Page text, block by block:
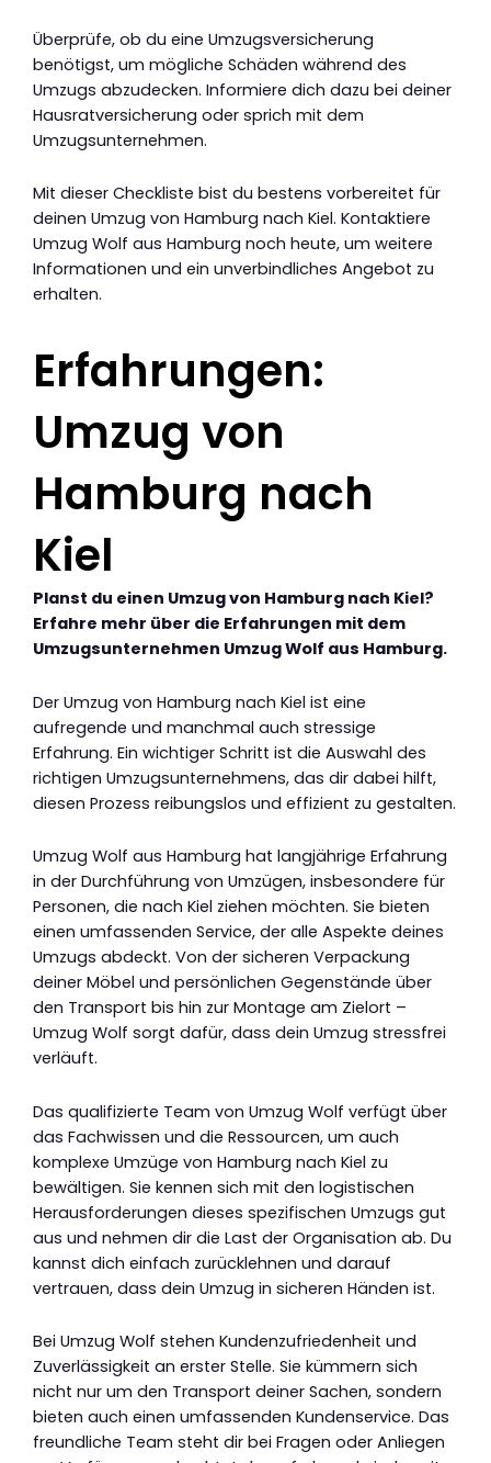
Überprüfe, ob du eine Umzugsversicherung
benötigst, um mögliche Schäden während des
Umzugs abzudecken. Informiere dich dazu bei deiner
Hausratversicherung oder sprich mit dem
Umzugsunternehmen.
Mit dieser Checkliste bist du bestens vorbereitet für
deinen Umzug von Hamburg nach Kiel. Kontaktiere
Umzug Wolf aus Hamburg noch heute, um weitere
Informationen und ein unverbindliches Angebot zu
erhalten.
Erfahrungen:
Umzug von
Hamburg nach
Kiel
Planst du einen Umzug von Hamburg nach Kiel?
Erfahre mehr über die Erfahrungen mit dem
Umzugsunternehmen Umzug Wolf aus Hamburg.
Der Umzug von Hamburg nach Kiel ist eine
aufregende und manchmal auch stressige
Erfahrung. Ein wichtiger Schritt ist die Auswahl des
richtigen Umzugsunternehmens, das dir dabei hilft,
diesen Prozess reibungslos und effizient zu gestalten.
Umzug Wolf aus Hamburg hat langjährige Erfahrung
in der Durchführung von Umzügen, insbesondere für
Personen, die nach Kiel ziehen möchten. Sie bieten
einen umfassenden Service, der alle Aspekte deines
Umzugs abdeckt. Von der sicheren Verpackung
deiner Möbel und persönlichen Gegenstände über
den Transport bis hin zur Montage am Zielort –
Umzug Wolf sorgt dafür, dass dein Umzug stressfrei
verläuft.
Das qualifizierte Team von Umzug Wolf verfügt über
das Fachwissen und die Ressourcen, um auch
komplexe Umzüge von Hamburg nach Kiel zu
bewältigen. Sie kennen sich mit den logistischen
Herausforderungen dieses spezifischen Umzugs gut
aus und nehmen dir die Last der Organisation ab. Du
kannst dich einfach zurücklehnen und darauf
vertrauen, dass dein Umzug in sicheren Händen ist.
Bei Umzug Wolf stehen Kundenzufriedenheit und
Zuverlässigkeit an erster Stelle. Sie kümmern sich
nicht nur um den Transport deiner Sachen, sondern
bieten auch einen umfassenden Kundenservice. Das
freundliche Team steht dir bei Fragen oder Anliegen